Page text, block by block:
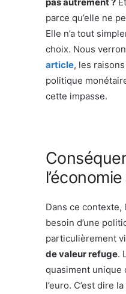
parce qu’elle ne
Elle n’a tout
choix. Nous
article, les
politique
cette impasse.
Dans ce contexte,
besoin d’une
particulièrement
de valeur refuge.
quasiment unique
l’euro. C’est dire